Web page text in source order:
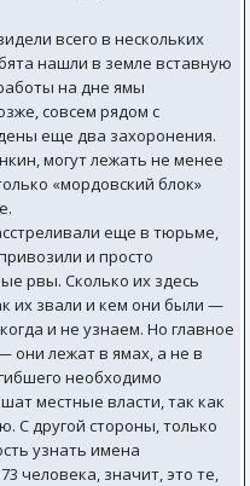
всего в нескольких
нашли в земле вставную
на дне ямы
совсем рядом с
еще два захоронения.
могут лежать не менее
«мордовский блок»
еще в тюрьме,
и просто
рвы. Сколько их здесь
их звали и кем они были —
и не узнаем. Но главное
они лежат в ямах, а не в
необходимо
местные власти, так как
С другой стороны, только
узнать имена
человека, значит, это те,